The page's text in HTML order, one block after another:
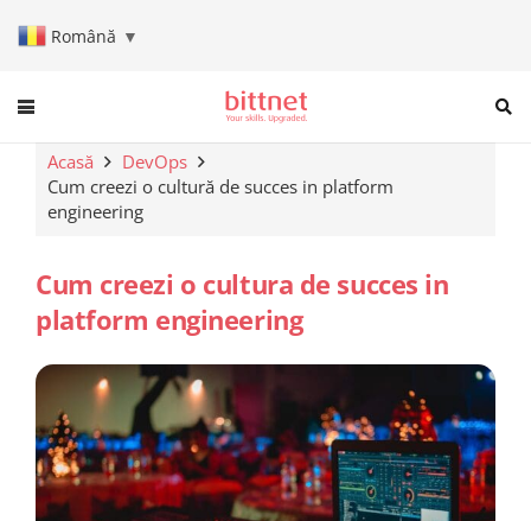
Română ▼
When autocomplete results
Acasă
DevOps
Cum creezi o cultură de succes in platform
engineering
Cum creezi o cultura de succes in
platform engineering